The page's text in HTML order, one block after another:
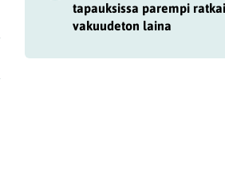
tapauksissa parempi
vakuudeton laina